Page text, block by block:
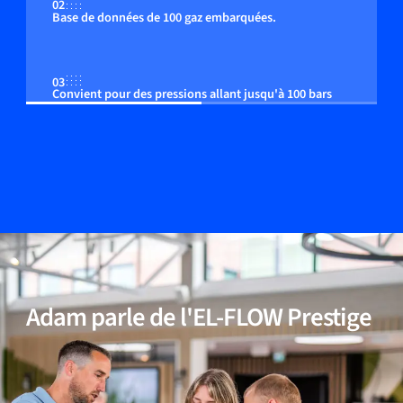
02
Base de données de 100 gaz embarquées.
03
Convient pour des pressions allant jusqu'à 100 bars
05
Convient aux gaz non inertes (réactifs)
06
Compensation précise de la température
Adam parle de l'EL-FLOW Prestige